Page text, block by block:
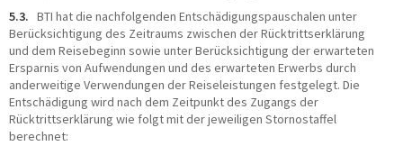
5.3. BTI hat die nachfolgenden Entschädigungspauschalen unter
Berücksichtigung des Zeitraums zwischen der Rücktrittserklärung
und dem Reisebeginn sowie unter Berücksichtigung der erwarteten
Ersparnis von Aufwendungen und des erwarteten Erwerbs durch
anderweitige Verwendungen der Reiseleistungen festgelegt. Die
Entschädigung wird nach dem Zeitpunkt des Zugangs der
Rücktrittserklärung wie folgt mit der jeweiligen Stornostaffel
berechnet: